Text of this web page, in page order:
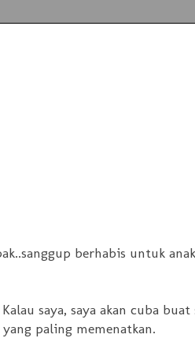
berhabis untuk
saya, saya akan cuba buat
paling memenatkan.